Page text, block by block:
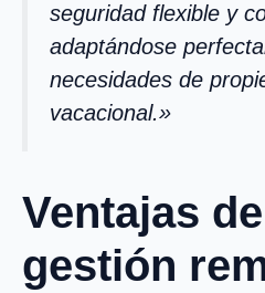
seguridad flexible y
adaptándose
necesidades de
vacacional.»
Ventajas
gestión